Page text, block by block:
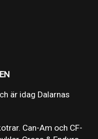
är idag Dalarnas
Can-Am och CF-